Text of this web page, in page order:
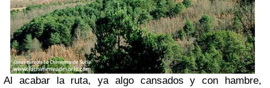
Al acabar la ruta, ya algo cansados y con hambre,